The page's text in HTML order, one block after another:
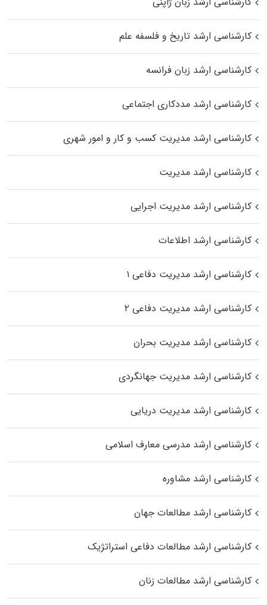
کارشناسی ارشد تاریخ و فلسفه علم
کارشناسی ارشد زبان فرانسه
کارشناسی ارشد مددکاری اجتماعی
کارشناسی ارشد مدیریت کسب و کار و امور شهری
کارشناسی ارشد مدیریت
کارشناسی ارشد مدیریت اجرایی
کارشناسی ارشد اطلاعات
کارشناسی ارشد مدیریت دفاعی ۱
کارشناسی ارشد مدیریت دفاعی ۲
کارشناسی ارشد مدیریت بحران
کارشناسی ارشد مدیریت جهانگردی
کارشناسی ارشد مدیریت دریایی
کارشناسی ارشد مدرسی معارف اسلامی
کارشناسی ارشد مشاوره
کارشناسی ارشد مطالعات جهان
کارشناسی ارشد مطالعات دفاعی استراتژیک
کارشناسی ارشد مطالعات زنان